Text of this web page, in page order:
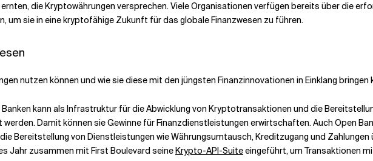
die Kryptowährungen versprechen. Viele Organisationen verfügen bereits über die
um sie in eine kryptofähige Zukunft für das globale Finanzwesen zu führen.
nutzen können und wie sie diese mit den jüngsten Finanzinnovationen in Einklang bringen
kann als Infrastruktur für die Abwicklung von Kryptotransaktionen und die
Damit können sie Gewinne für Finanzdienstleistungen erwirtschaften. Auch Open
Bereitstellung von Dienstleistungen wie Währungsumtausch, Kreditzugang und
Jahr zusammen mit First Boulevard seineKrypto-API-Suiteeingeführt, um Transaktionen